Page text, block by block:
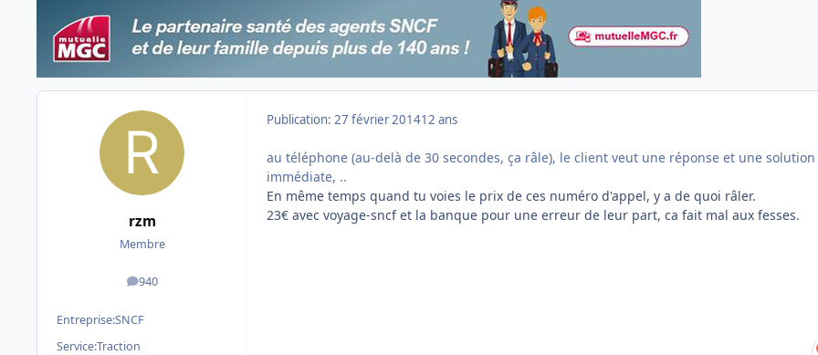
rzm
Membre
940
messages
Entreprise:SNCF
Service:Traction
Publication: 27 février 201412 ans
au téléphone (au-delà de 30 secondes, ça râle), le client veut une réponse et une solution
immédiate, ..
En même temps quand tu voies le prix de ces numéro d'appel, y a de quoi râler.
23€ avec voyage-sncf et la banque pour une erreur de leur part, ca fait mal aux fesses.